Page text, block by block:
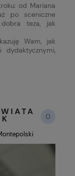
od Mariana
po sceniczne
teza, jak
Wam, jak
0